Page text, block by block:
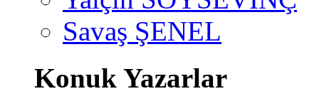
Savaş ŞENEL
Konuk Yazarlar